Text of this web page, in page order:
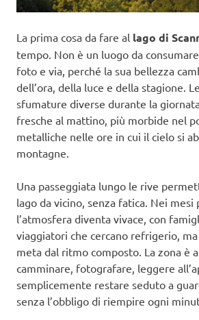
La prima cosa da fare al lago di
tempo. Non è un luogo da
foto e via, perché la sua bellezza
dell’ora, della luce e della stagione.
sfumature diverse durante la
fresche al mattino, più morbide nel
metalliche nelle ore in cui il cielo si
montagne.
Una passeggiata lungo le rive
lago da vicino, senza fatica. Nei mesi
l’atmosfera diventa vivace, con
viaggiatori che cercano refrigerio,
meta dal ritmo composto. La zona è
camminare, fotografare, leggere
semplicemente restare seduto a
senza l’obbligo di riempire ogni